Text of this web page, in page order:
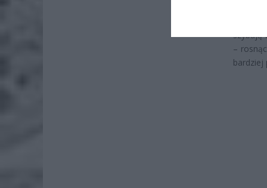
szybują
–
bardziej